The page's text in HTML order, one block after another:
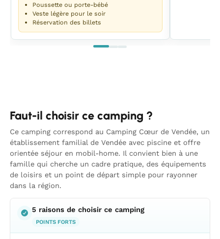
Poussette ou porte-bébé
Veste légère pour le soir
Réservation des billets
Faut-il choisir ce camping ?
Ce camping correspond au Camping Cœur de Vendée, un
établissement familial de Vendée avec piscine et offre
orientée séjour en mobil-home. Il convient bien à une
famille qui cherche un cadre pratique, des équipements
de loisirs et un point de départ simple pour rayonner
dans la région.
5 raisons de choisir ce camping
POINTS FORTS